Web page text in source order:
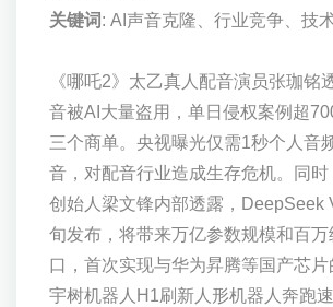
关键词 : AI声音克隆、行业竞争、技
《哪吒2》太乙真人配音演员张珈铭
音被AI大量盗用，单日侵权案例超
三个商单。央视曝光仅需1秒个人音
音，对配音行业造成生存危机。同
创始人梁文锋内部透露，DeepSeek
旬发布，将带来万亿参数规模和百万
口，首次实现与华为昇腾等国产芯片
宇树机器人H1刷新人形机器人奔跑